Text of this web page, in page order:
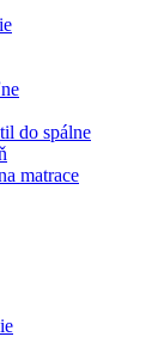
do spálne
matrace